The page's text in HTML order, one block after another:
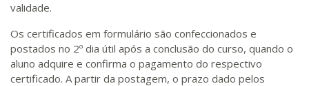
validade.
Os certificados em formulário são confeccionados e
postados no 2º dia útil após a conclusão do curso, quando o
aluno adquire e confirma o pagamento do respectivo
certificado. A partir da postagem, o prazo dado pelos